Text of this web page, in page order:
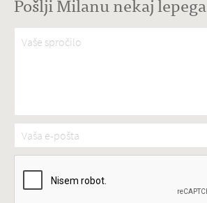
Vaše spročilo*
Vaša e-pošta*